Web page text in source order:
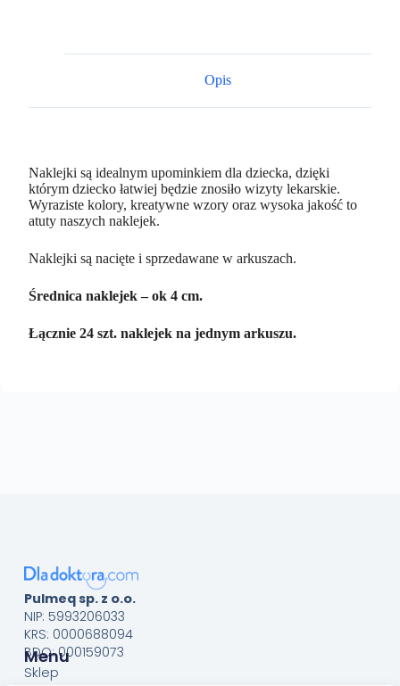
Opis
Naklejki są idealnym upominkiem dla dziecka, dzięki
którym dziecko łatwiej będzie znosiło wizyty lekarskie.
Wyraziste kolory, kreatywne wzory oraz wysoka jakość to
atuty naszych naklejek.
Naklejki są nacięte i sprzedawane w arkuszach.
Średnica naklejek – ok 4 cm.
Łącznie 24 szt. naklejek na jednym arkuszu.
Pulmeq sp. z o.o.
NIP: 5993206033
KRS: 0000688094
BDO: 000159073
Menu
Sklep